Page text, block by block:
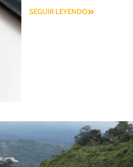
SEGUIR LEYENDO